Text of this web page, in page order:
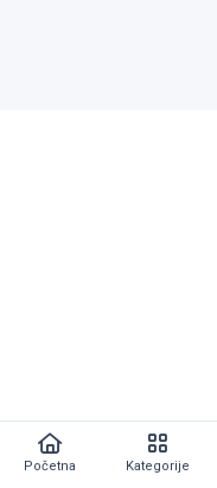
Početna Kategorije